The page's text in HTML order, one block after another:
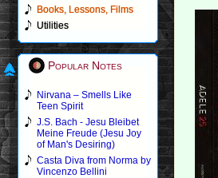
Books, Lessons, Films
Utilities
Popular Notes
Nirvana – Smells Like
Teen Spirit
J.S. Bach - Jesu Bleibet
Meine Freude (Jesu Joy
of Man's Desiring)
Casta Diva from Norma by
Vincenzo Bellini